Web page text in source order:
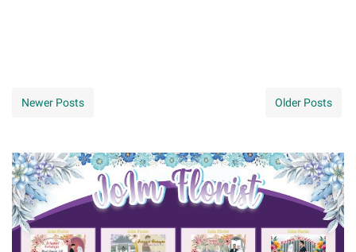
Newer Posts Older Posts